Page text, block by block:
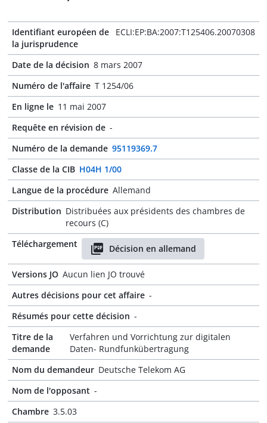
Identifiant européen de
la jurisprudence
ECLI:EP:BA:2007:T125406.20070308
Date de la décision 8 mars 2007
Numéro de l'affaire T 1254/06
En ligne le 11 mai 2007
Requête en révision de -
Numéro de la demande 95119369.7
Classe de la CIB H04H 1/00
Langue de la procédure Allemand
Distribution Distribuées aux présidents des chambres de
recours (C)
Téléchargement
Décision en allemand
Versions JO Aucun lien JO trouvé
Autres décisions pour cet affaire -
Résumés pour cette décision -
Titre de la
demande
Verfahren und Vorrichtung zur digitalen
Daten- Rundfunkübertragung
Nom du demandeur Deutsche Telekom AG
Nom de l'opposant -
Chambre 3.5.03